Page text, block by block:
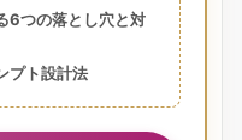
6つの落とし穴と対
プト設計法